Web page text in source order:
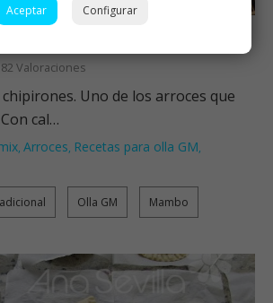
con chipirones
Valoraciones
Uno de los arroces que
cal…
, Arroces, Recetas para olla GM,
Olla GM Mambo
Aceptar Configurar